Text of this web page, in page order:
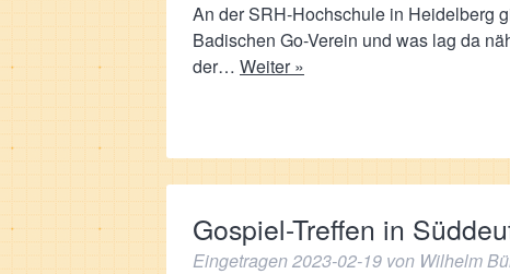
An der SRH-Hochschule in Heidelberg
Badischen Go-Verein und was lag da
der… Weiter »
Gospiel-Treffen in
Eingetragen2023-02-19 von Wilhelm